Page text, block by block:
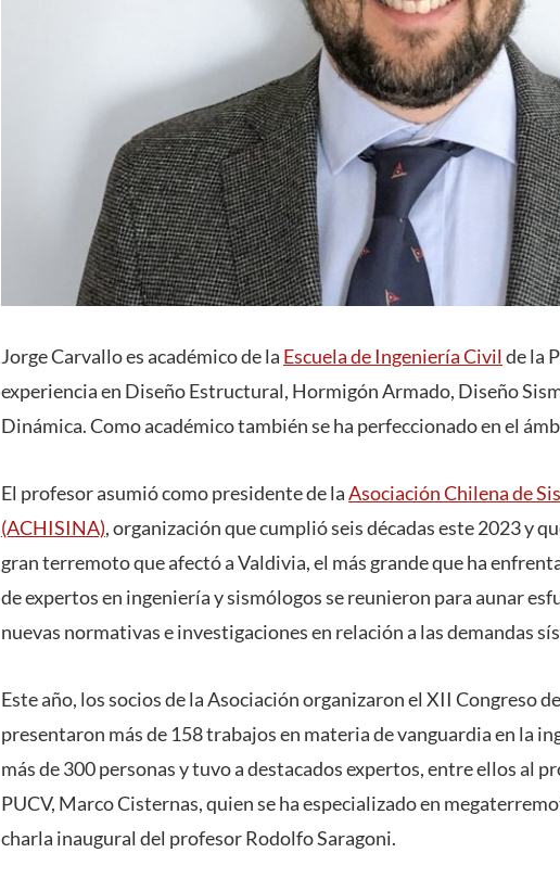
Jorge Carvallo es académico de la Escuela de Ingeniería Civil de la
experiencia en Diseño Estructural, Hormigón Armado, Diseño
Dinámica. Como académico también se ha perfeccionado en el
El profesor asumió como presidente de laAsociación Chilena de
(ACHISINA), organización que cumplió seis décadas este 2023 y
gran terremoto que afectó a Valdivia, el más grande que ha
de expertos en ingeniería y sismólogos se reunieron para aunar
nuevas normativas e investigaciones en relación a las demandas
Este año, los socios de la Asociación organizaron el XII Congreso
presentaron más de 158 trabajos en materia de vanguardia en la
más de 300 personas y tuvo a destacados expertos, entre ellos al
PUCV, Marco Cisternas, quien se ha especializado en
charla inaugural del profesor Rodolfo Saragoni.